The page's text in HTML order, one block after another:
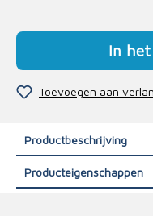
In
Toevoegen aan
Productbeschrijving
Producteigenschappen